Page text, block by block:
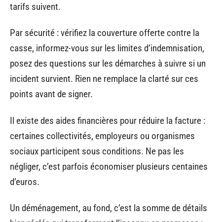
tarifs suivent.
Par sécurité : vérifiez la couverture offerte contre la
casse, informez-vous sur les limites d’indemnisation,
posez des questions sur les démarches à suivre si un
incident survient. Rien ne remplace la clarté sur ces
points avant de signer.
Il existe des aides financières pour réduire la facture :
certaines collectivités, employeurs ou organismes
sociaux participent sous conditions. Ne pas les
négliger, c’est parfois économiser plusieurs centaines
d’euros.
Un déménagement, au fond, c’est la somme de détails